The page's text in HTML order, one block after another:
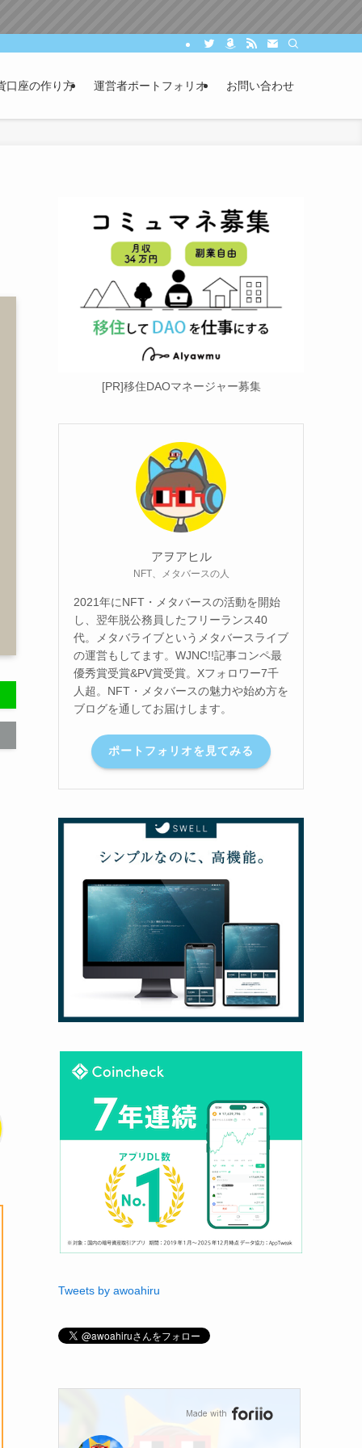
口座の作り方 運営者ポートフォリオ お問い合わせ
[PR]移住DAOマネージャー募集
アヲアヒル
NFT、メタバースの人
2021年にNFT・メタバースの活動を開始
し、翌年脱公務員したフリーランス40
代。メタバライブというメタバースライブ
の運営もしてます。WJNC!!記事コンペ最
優秀賞受賞&PV賞受賞。Xフォロワー7千
人超。NFT・メタバースの魅力や始め方を
ブログを通してお届けします。
ポートフォリオを見てみる
Tweets by awoahiru